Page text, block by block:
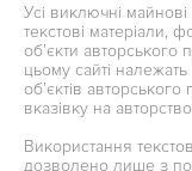
Усі виключні
текстові матеріали,
об’єкти авторського
цьому сайті належать
об’єктів авторського
вказівку на
Використання
дозволено лише з